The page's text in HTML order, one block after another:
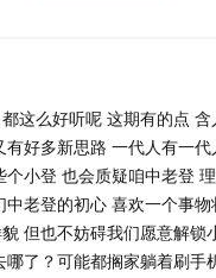
这么好听呢 这期有的点
有好多新思路 一代人有一
个小登 也会质疑咱中老登
中老登的初心 喜欢一个事
但也不妨碍我们愿意解锁
哪了？可能都搁家躺着刷手